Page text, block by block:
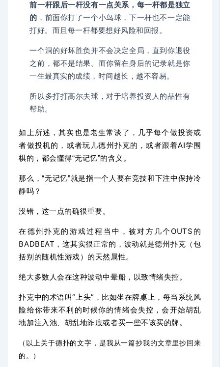
前一杆跟后一杆没有一点关系，每一杆都是独立
的 ，前面你打了一个小鸟球，下一杆也不一定能
打好。而且每一杆都要想好风险和回报。
一个洞的好坏胜负并不会决定全局，直到你退役
之前，都不是结果。而你留在身后的记录就是你
一生最真实的成绩，时间越长，越不容易。
所以多打打高尔夫球，对于培养投资人的品性有
帮助。
如上所述，其实也是老生常谈了，几乎每个做投资或
者做投机的，或者玩儿德州扑克的，或者跟着AI学围
棋的，都会懂得“无记忆”的含义。
那么，“无记忆”就是指一个人要在竞技和下注中保持冷
静吗？
没错，这一点的确很重要。
在德州扑克的游戏过程当中，被对方几个OUTS的
BADBEAT，这其实很正常的，波动就是德州扑克（包
括别的随机性游戏）的天然属性。
绝大多数人会在这种波动中晕船，以致情绪失控。
扑克中的术语叫“上头”， 比如坐在牌桌上，每当系统风
险给你带来不利的时候你的情绪会失控，会开始胡乱
地加注入池、胡乱地诈底或者买一些不该买的牌。
（以上关于德扑的文字，是我从一篇抄我的文章里抄回来
的。）